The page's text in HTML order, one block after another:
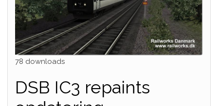
78 downloads
DSB IC3 repaints